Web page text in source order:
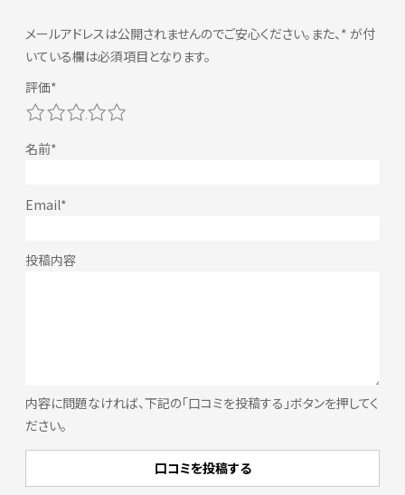
メールアドレスは公開されませんのでご安心ください。また、 * が付
いている欄は必須項目となります。
内容に問題なければ、下記の「口コミを投稿する」ボタンを押してく
ださい。
5
4
3
2